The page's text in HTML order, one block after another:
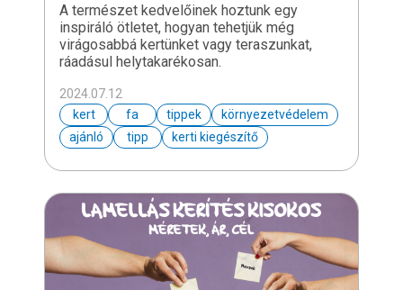
A természet kedvelőinek hoztunk egy
inspiráló ötletet, hogyan tehetjük még
virágosabbá kertünket vagy teraszunkat,
ráadásul helytakarékosan.
2024.07.12
kert
fa tippek
környezetvédelem
ajánló
tipp kerti kiegészítő